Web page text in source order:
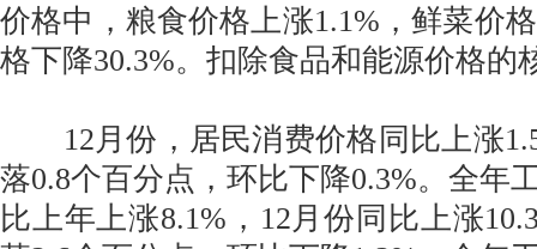
价格中，粮食价格上涨1.1%，鲜菜价
格下降30.3%。扣除食品和能源价格的
12月份，居民消费价格同比上涨
落0.8个百分点，环比下降0.3%。全年
比上年上涨8.1%，12月份同比上涨